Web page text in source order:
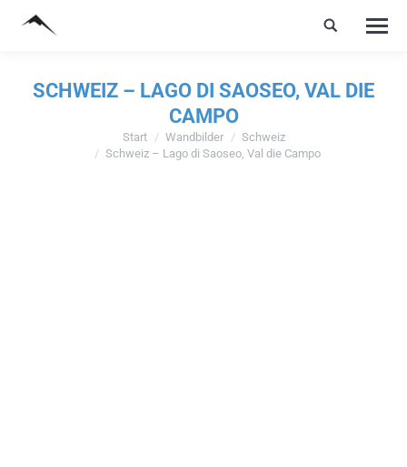
SCHWEIZ – LAGO DI SAOSEO, VAL DIE
CAMPO
Sie befinden sich hier:
Start Wandbilder
Schweiz
Schweiz – Lago di Saoseo, Val die Campo